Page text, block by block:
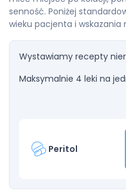
senność. Poniżej
wieku pacjenta i wskazania
Wystawiamy recepty
Maksymalnie 4 leki na
Peritol